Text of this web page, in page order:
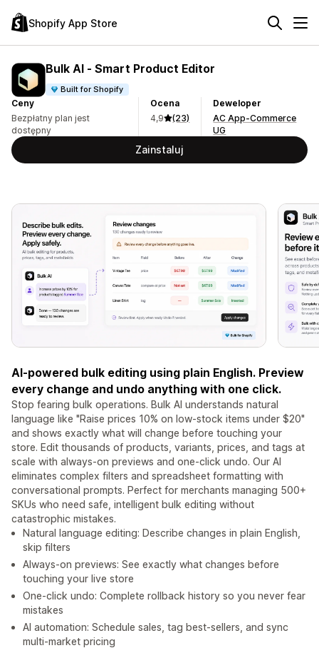
Shopify App Store
Bulk AI ‑ Smart Product Editor
Built for Shopify
Ceny
Bezpłatny plan jest
dostępny
Ocena
4,9
(23)
Deweloper
AC App-Commerce
UG
Zainstaluj
AI-powered bulk editing using plain English. Preview
every change and undo anything with one click.
Stop fearing bulk operations. Bulk AI understands natural
language like "Raise prices 10% on low-stock items under $20"
and shows exactly what will change before touching your
store. Edit thousands of products, variants, prices, and tags at
scale with always-on previews and one-click undo. Our AI
eliminates complex filters and spreadsheet formatting with
conversational prompts. Perfect for merchants managing 500+
SKUs who need safe, intelligent bulk editing without
catastrophic mistakes.
Natural language editing: Describe changes in plain English,
skip filters
Always-on previews: See exactly what changes before
touching your live store
One-click undo: Complete rollback history so you never fear
mistakes
AI automation: Schedule sales, tag best-sellers, and sync
multi-market pricing